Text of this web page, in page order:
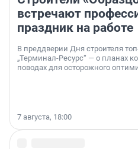
встречают
праздник на работе
В преддверии Дня строителя
„Терминал-Ресурс“ — о планах
поводах для осторожного
7 августа, 18:00